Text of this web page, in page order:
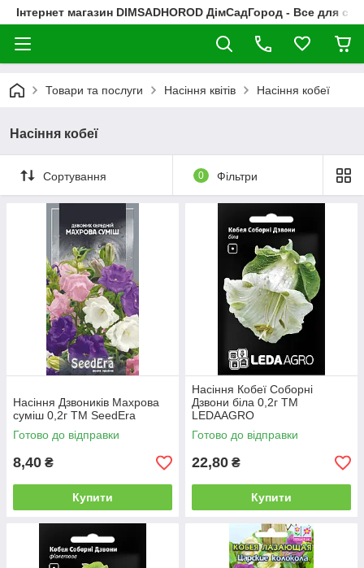
Інтернет магазин DIMSADHOROD ДімСадГород - Все для
Товари та послуги Насіння квітів Насіння кобеї
Насіння кобеї
Сортування 0 Фільтри
Насіння Дзвоників Махрова
суміш 0,2г ТМ SeedEra
Готово до відправки
8,40 ₴
Купити
Насіння Кобеї Соборні
Дзвони біла 0,2г ТМ
LEDAAGRO
Готово до відправки
22,80 ₴
Купити